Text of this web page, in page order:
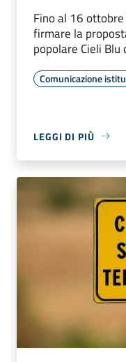
Fino al 16
firmare la
popolare Cieli
Comunicazione
LEGGI DI PIÙ